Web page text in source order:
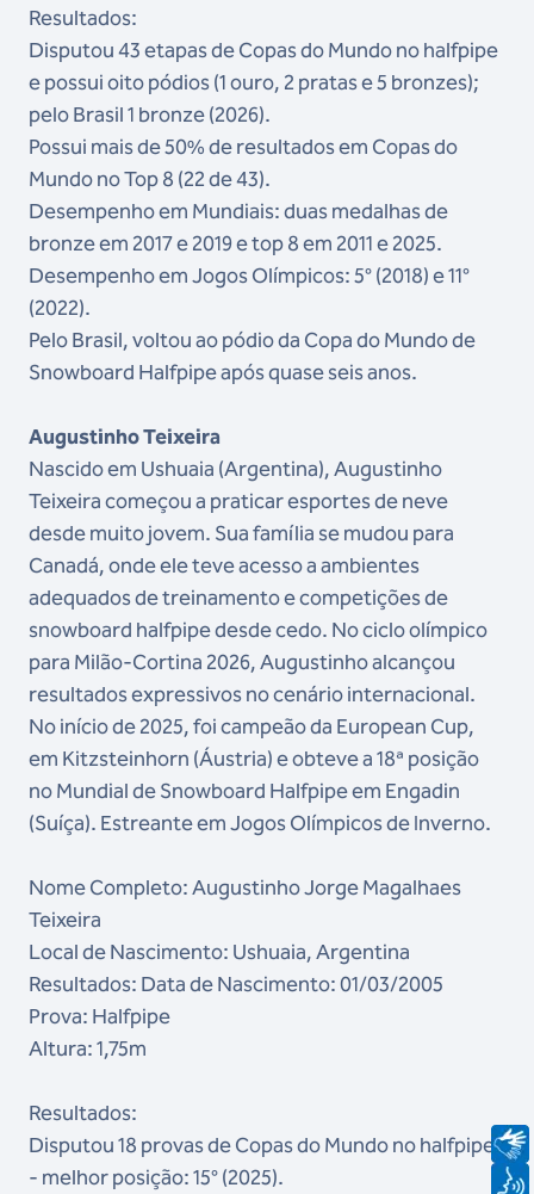
Resultados:
Disputou 43 etapas de Copas do Mundo no halfpipe
e possui oito pódios (1 ouro, 2 pratas e 5 bronzes);
pelo Brasil 1 bronze (2026).
Possui mais de 50% de resultados em Copas do
Mundo no Top 8 (22 de 43).
Desempenho em Mundiais: duas medalhas de
bronze em 2017 e 2019 e top 8 em 2011 e 2025.
Desempenho em Jogos Olímpicos: 5° (2018) е 11°
(2022).
Pelo Brasil, voltou ao pódio da Copa do Mundo de
Snowboard Halfpipe após quase seis anos.
Augustinho Teixeira
Nascido em Ushuaia (Argentina), Augustinho
Teixeira começou a praticar esportes de neve
desde muito jovem. Sua família se mudou para
Canadá, onde ele teve acesso a ambientes
adequados de treinamento e competições de
snowboard halfpipe desde cedo. No ciclo olímpico
para Milão-Cortina 2026, Augustinho alcançou
resultados expressivos no cenário internacional.
No início de 2025, foi campeão da European Cup,
em Kitzsteinhorn (Áustria) e obteve a 18ª posição
no Mundial de Snowboard Halfpipe em Engadin
(Suíça). Estreante em Jogos Olímpicos de Inverno.
Nome Completo: Augustinho Jorge Magalhaes
Teixeira
Local de Nascimento: Ushuaia, Argentina
Resultados: Data de Nascimento: 01/03/2005
Prova: Halfpipe
Altura: 1,75m
Resultados:
Disputou 18 provas de Copas do Mundo no halfpipe
- melhor posição: 15° (2025).